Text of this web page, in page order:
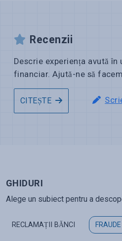
Recenzii
Descrie experiența avută
financiar. Ajută-ne să
CITEȘTE
GHIDURI
Alege un subiect pentru a
RECLAMAȚII BĂNCI FRAUDE